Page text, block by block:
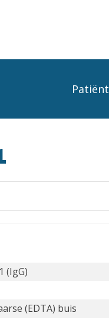
Patiënt
(IgG)
(EDTA) buis